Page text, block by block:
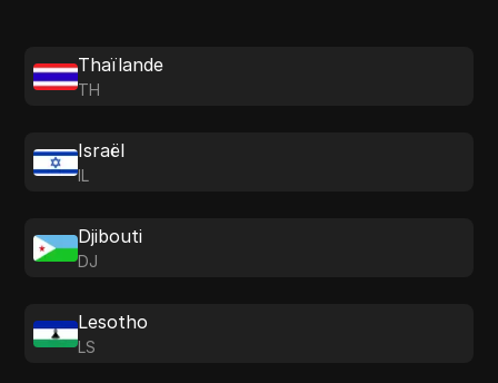
Thaïlande
TH
Israël
IL
Djibouti
DJ
Lesotho
LS